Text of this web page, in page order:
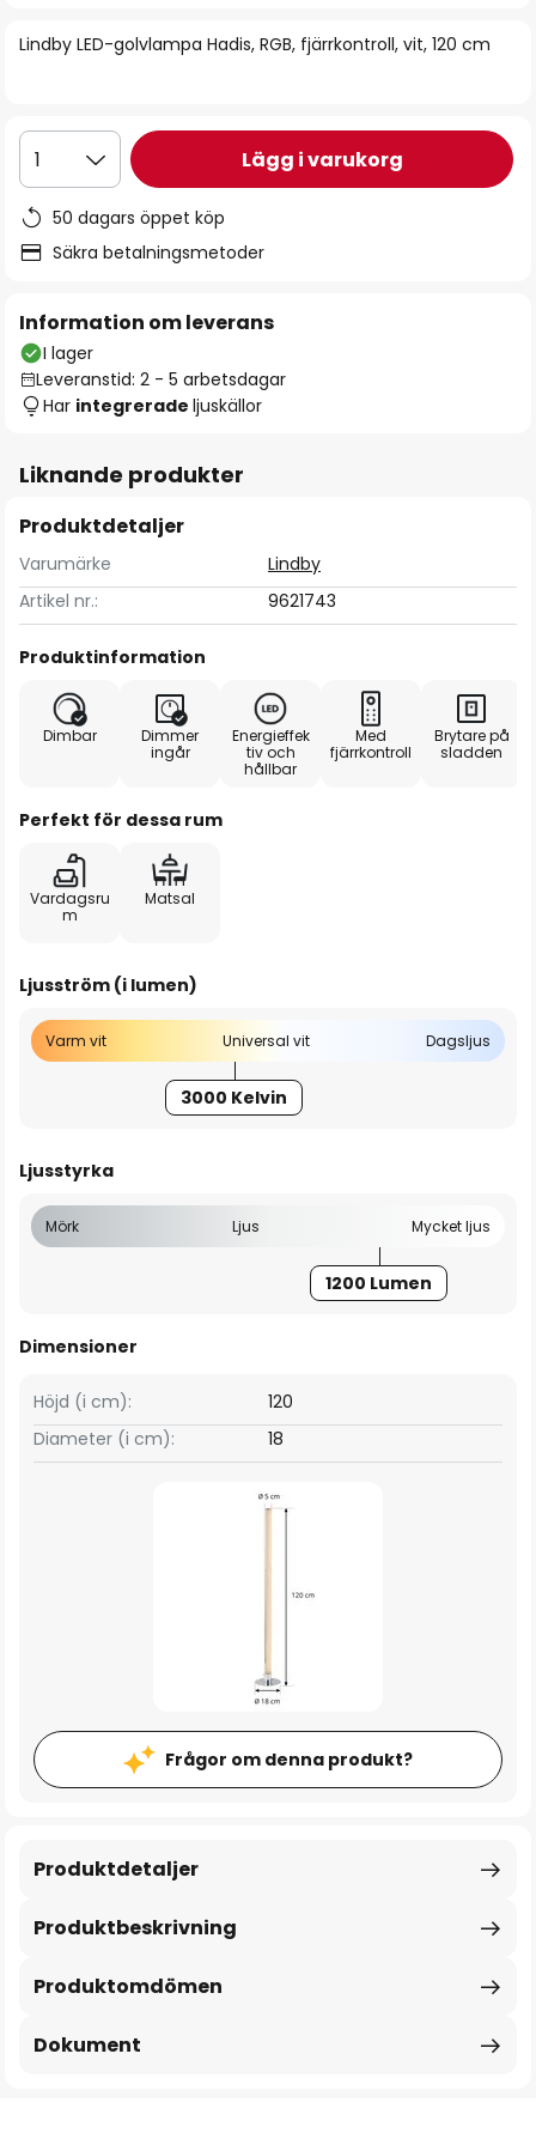
Lindby LED-golvlampa Hadis, RGB, fjärrkontroll, vit, 120 cm
1 Lägg i varukorg
50 dagars öppet köp
Säkra betalningsmetoder
Information om leverans
I lager
Leveranstid: 2 - 5 arbetsdagar
Har integrerade ljuskällor
Liknande produkter
Produktdetaljer
Varumärke
Lindby
Artikel nr.:
9621743
Produktinformation
Dimbar
Dimmer
ingår
Energieffek
tiv och
hållbar
Med
fjärrkontroll
Brytare på
sladden
Perfekt för dessa rum
Vardagsru
m
Matsal
Ljusström (i lumen)
Varm vit Universal vit Dagsljus
3000 Kelvin
Ljusstyrka
Mörk Ljus Mycket ljus
1200 Lumen
Dimensioner
Höjd (i cm):
120
Diameter (i cm):
18
Frågor om denna produkt?
Produktbeskrivning
Produktdetaljer
Produktomdömen
Dokument